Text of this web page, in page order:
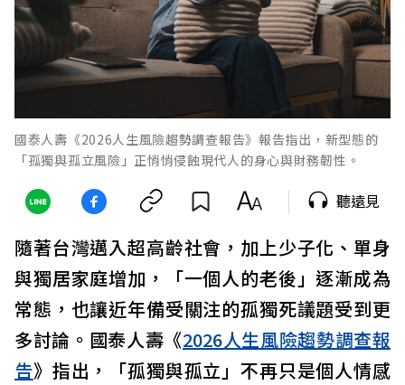
國泰人壽《2026人生風險趨勢調查報告》報告指出，新型態的
「孤獨與孤立風險」正悄悄侵蝕現代人的身心與財務韌性。
聽遠見
隨著台灣邁入超高齡社會，加上少子化、單身
與獨居家庭增加，「一個人的老後」逐漸成為
常態，也讓近年備受關注的孤獨死議題受到更
多討論。國泰人壽《2026人生風險趨勢調查報
告》指出，「孤獨與孤立」不再只是個人情感